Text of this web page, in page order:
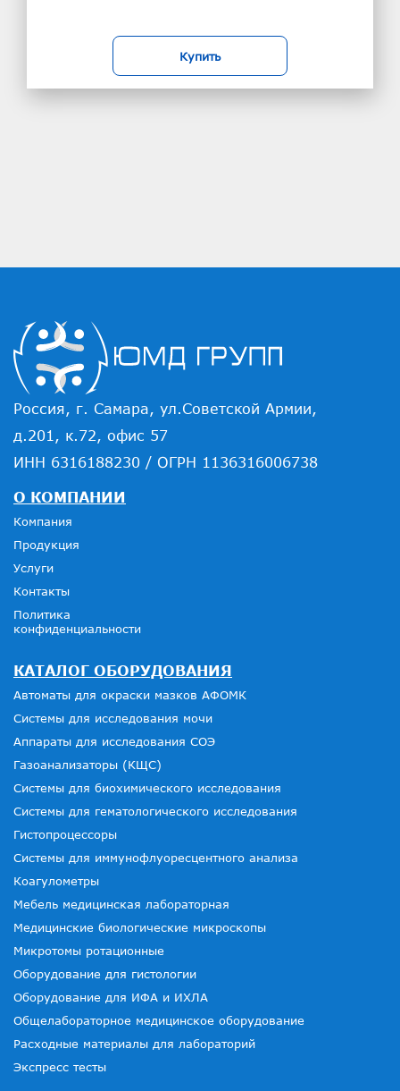
Купить
Россия, г. Самара, ул.Советской Армии,
д.201, к.72, офис 57
ИНН 6316188230 / ОГРН 1136316006738
О КОМПАНИИ
Компания
Продукция
Услуги
Контакты
Политика
конфиденциальности
КАТАЛОГ ОБОРУДОВАНИЯ
Автоматы для окраски мазков АФОМК
Системы для исследования мочи
Аппараты для исследования СОЭ
Газоанализаторы (КЩС)
Системы для биохимического исследования
Системы для гематологического исследования
Гистопроцессоры
Системы для иммунофлуоресцентного анализа
Коагулометры
Мебель медицинская лабораторная
Медицинские биологические микроскопы
Микротомы ротационные
Оборудование для гистологии
Оборудование для ИФА и ИХЛА
Общелабораторное медицинское оборудование
Расходные материалы для лабораторий
Экспресс тесты